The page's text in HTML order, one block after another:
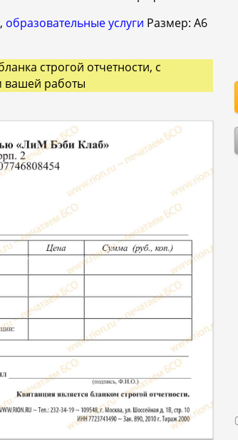
, образовательные услуги Размер: A6
строгой отчетности, с
вашей работы